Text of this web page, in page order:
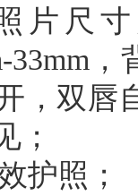
片尺寸
33mm
，双唇
；
护照 ；